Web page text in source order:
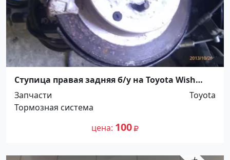
Ступица правая задняя б/у на Toyota Wish
Краснодар
Запчасти
Toyota
Тормозная система
цена 100